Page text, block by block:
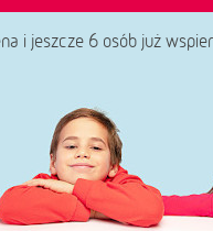
i jeszcze 6 osób już